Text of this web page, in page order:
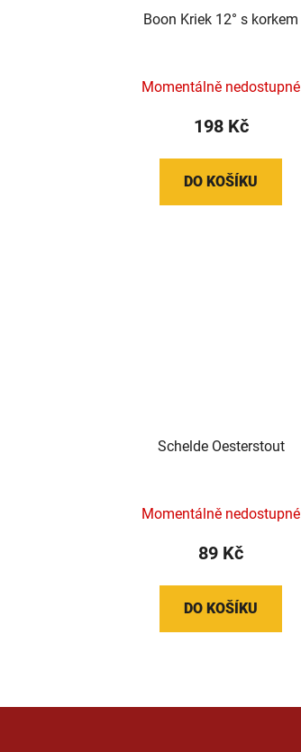
Boon Kriek 12° s korkem
Momentálně nedostupné
198 Kč
DO KOŠÍKU
Schelde Oesterstout
Momentálně nedostupné
89 Kč
DO KOŠÍKU